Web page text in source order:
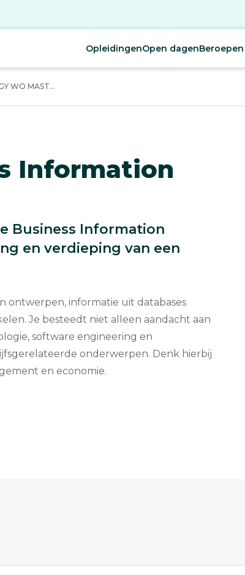
OpleidingenOpen dagenBeroepen
WO MAST...
Information
Business Information
en verdieping van een
ontwerpen, informatie uit databases
Je besteedt niet alleen aandacht aan
software engineering en
onderwerpen. Denk hierbij
en economie.